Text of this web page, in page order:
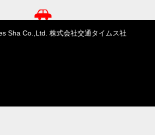
Sha Co.,Ltd. 株式会社交通タイムス社